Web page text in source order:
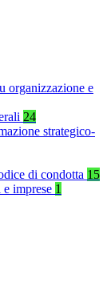
organizzazione e
24
strategico-
di condotta 15
imprese 1